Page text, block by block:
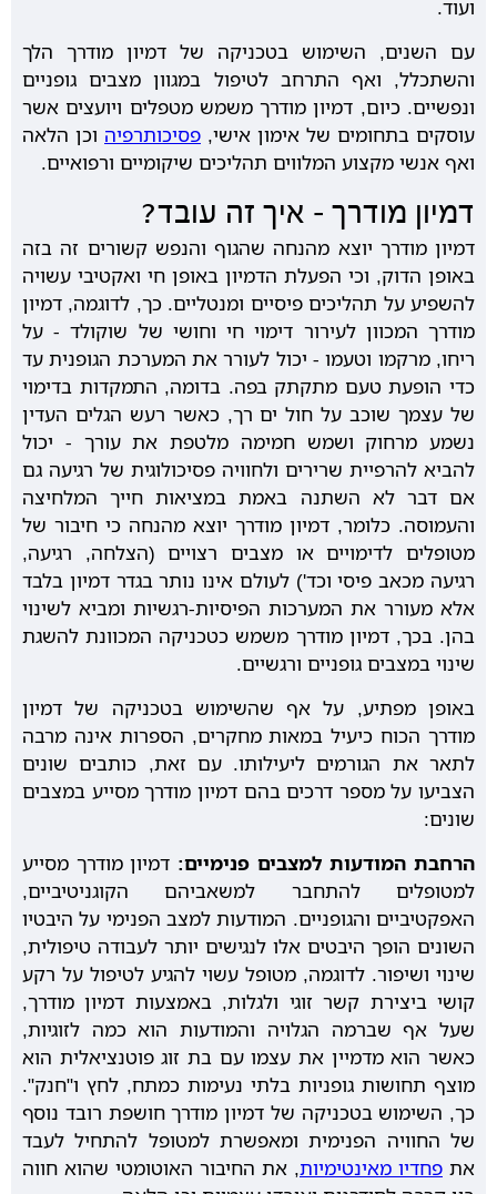
ועוד.
עם השנים, השימוש בטכניקה של דמיון מודרך הלך
והשתכלל, ואף התרחב לטיפול במגוון מצבים גופניים
ונפשיים. כיום, דמיון מודרך משמש מטפלים ויועצים אשר
עוסקים בתחומים של אימון אישי, פסיכותרפיה וכן הלאה
ואף אנשי מקצוע המלווים תהליכים שיקומיים ורפואיים.
דמיון מודרך – איך זה עובד?
דמיון מודרך יוצא מהנחה שהגוף והנפש קשורים זה בזה
באופן הדוק, וכי הפעלת הדמיון באופן חי ואקטיבי עשויה
להשפיע על תהליכים פיסיים ומנטליים. כך, לדוגמה, דמיון
מודרך המכוון לעירור דימוי חי וחושי של שוקולד - על
ריחו, מרקמו וטעמו - יכול לעורר את המערכת הגופנית עד
כדי הופעת טעם מתקתק בפה. בדומה, התמקדות בדימוי
של עצמך שוכב על חול ים רך, כאשר רעש הגלים העדין
נשמע מרחוק ושמש חמימה מלטפת את עורך - יכול
להביא להרפיית שרירים ולחוויה פסיכולוגית של רגיעה גם
אם דבר לא השתנה באמת במציאות חייך המלחיצה
והעמוסה. כלומר, דמיון מודרך יוצא מהנחה כי חיבור של
מטופלים לדימויים או מצבים רצויים (הצלחה, רגיעה,
רגיעה מכאב פיסי וכד') לעולם אינו נותר בגדר דמיון בלבד
אלא מעורר את המערכות הפיסיות-רגשיות ומביא לשינוי
בהן. בכך, דמיון מודרך משמש כטכניקה המכוונת להשגת
שינוי במצבים גופניים ורגשיים.
באופן מפתיע, על אף שהשימוש בטכניקה של דמיון
מודרך הכוח כיעיל במאות מחקרים, הספרות אינה מרבה
לתאר את הגורמים ליעילותו. עם זאת, כותבים שונים
הצביעו על מספר דרכים בהם דמיון מודרך מסייע במצבים
שונים:
הרחבת המודעות למצבים פנימיים: דמיון מודרך מסייע
למטופלים להתחבר למשאביהם הקוגניטיביים,
האפקטיביים והגופניים. המודעות למצב הפנימי על היבטיו
השונים הופך היבטים אלו לנגישים יותר לעבודה טיפולית,
שינוי ושיפור. לדוגמה, מטופל עשוי להגיע לטיפול על רקע
קושי ביצירת קשר זוגי ולגלות, באמצעות דמיון מודרך,
שעל אף שברמה הגלויה והמודעות הוא כמה לזוגיות,
כאשר הוא מדמיין את עצמו עם בת זוג פוטנציאלית הוא
מוצף תחושות גופניות בלתי נעימות כמתח, לחץ ו"חנק".
כך, השימוש בטכניקה של דמיון מודרך חושפת רובד נוסף
של החוויה הפנימית ומאפשרת למטופל להתחיל לעבד
את פחדיו מאינטימיות, את החיבור האוטומטי שהוא חווה